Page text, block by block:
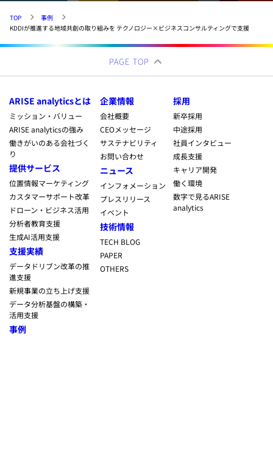
TOP
事例
KDDIが推進する地域共創の取り組みを テクノロジー×ビジネスコンサルティングで支援
PAGE TOP
ARISE analyticsとは
ミッション・バリュー
ARISE analyticsの強み
働きがいのある会社づく
り
提供サービス
位置情報マーケティング
カスタマーサポート改革
ドローン・ビジネス活用
分析者教育支援
生成AI活用支援
支援実績
データドリブン改革の推
進支援
新規事業の立ち上げ支援
データ分析基盤の構築・
活用支援
事例
企業情報
会社概要
CEOメッセージ
サステナビリティ
お問い合わせ
ニュース
インフォメーション
プレスリリース
イベント
技術情報
TECH BLOG
PAPER
OTHERS
採用
新卒採用
中途採用
社員インタビュー
成長支援
キャリア開発
働く環境
数字で見るARISE
analytics